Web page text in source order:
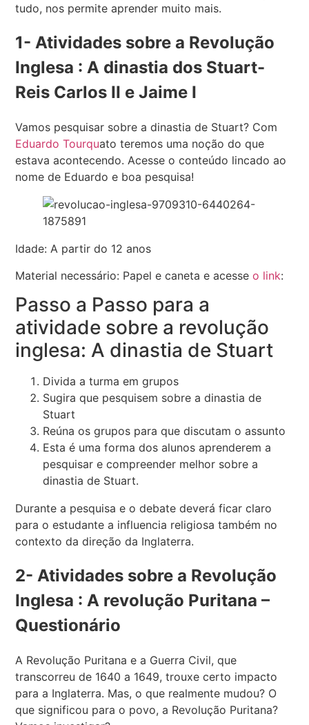
tudo, nos permite aprender muito mais.
1- Atividades sobre a Revolução
Inglesa : A dinastia dos Stuart-
Reis Carlos II e Jaime I
Vamos pesquisar sobre a dinastia de Stuart? Com
Eduardo Tourquato teremos uma noção do que
estava acontecendo. Acesse o conteúdo lincado ao
nome de Eduardo e boa pesquisa!
Idade: A partir do 12 anos
Material necessário: Papel e caneta e acesseo link:
Passo a Passo para a
atividade sobre a revolução
inglesa: A dinastia de Stuart
Divida a turma em grupos
Sugira que pesquisem sobre a dinastia de
Stuart
Reúna os grupos para que discutam o assunto
Esta é uma forma dos alunos aprenderem a
pesquisar e compreender melhor sobre a
dinastia de Stuart.
Durante a pesquisa e o debate deverá ficar claro
para o estudante a influencia religiosa também no
contexto da direção da Inglaterra.
2- Atividades sobre a Revolução
Inglesa : A revolução Puritana –
Questionário
A Revolução Puritana e a Guerra Civil, que
transcorreu de 1640 a 1649, trouxe certo impacto
para a Inglaterra. Mas, o que realmente mudou? O
que significou para o povo, a Revolução Puritana?